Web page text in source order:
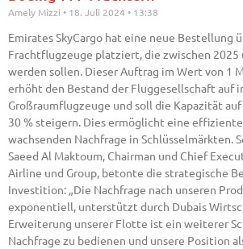
Amely Mizzi 18. Juli 2024 13:38
Emirates SkyCargo hat eine neue Bestellung
Frachtflugzeuge platziert, die zwischen
werden sollen. Dieser Auftrag im Wert von 1
erhöht den Bestand der Fluggesellschaft auf
Großraumflugzeuge und soll die Kapazität
30 % steigern. Dies ermöglicht eine
wachsenden Nachfrage in Schlüsselmärkten.
Saeed Al Maktoum, Chairman und Chief
Airline und Group, betonte die strategische
Investition: „Die Nachfrage nach unseren
exponentiell, unterstützt durch Dubais
Erweiterung unserer Flotte ist ein weiterer
Nachfrage zu bedienen und unsere Position